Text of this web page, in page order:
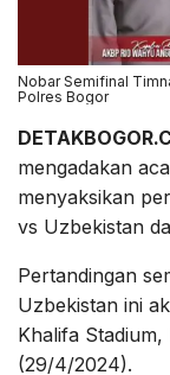
Nobar Semifinal
Polres Bogor
mengadakan
menyaksikan
vs Uzbekistan
Pertandingan
Uzbekistan ini
Khalifa
(29/4/2024).